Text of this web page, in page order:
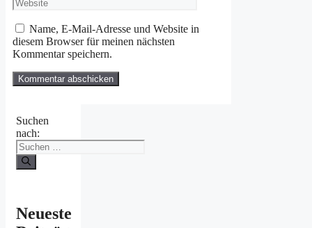
Name, E-Mail-Adresse und Website in
diesem Browser für meinen nächsten
Kommentar speichern.
Suchen
nach:
Neueste